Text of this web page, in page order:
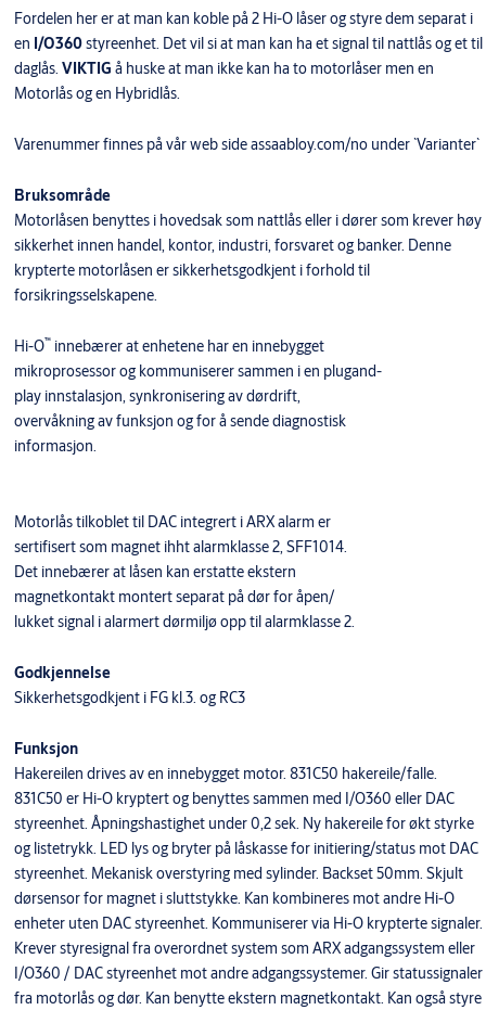
Fordelen her er at man kan koble på 2 Hi-O låser og styre dem separat i
en I/O360styreenhet. Det vil si at man kan ha et signal til nattlås og et til
daglås. VIKTIG å huske at man ikke kan ha to motorlåser men en
Motorlås og en Hybridlås.
Varenummer finnes på vår web side assaabloy.com/no under `Varianter`
Bruksområde
Motorlåsen benyttes i hovedsak som nattlås eller i dører som krever høy
sikkerhet innen handel, kontor, industri, forsvaret og banker. Denne
krypterte motorlåsen er sikkerhetsgodkjent i forhold til
forsikringsselskapene.
Hi-O™innebærer at enhetene har en innebygget
mikroprosessor og kommuniserer sammen i en plugand-
play innstalasjon, synkronisering av dørdrift,
overvåkning av funksjon og for å sende diagnostisk
informasjon.
Motorlås tilkoblet til DAC integrert i ARX alarm er
sertifisert som magnet ihht alarmklasse 2, SFF1014.
Det innebærer at låsen kan erstatte ekstern
magnetkontakt montert separat på dør for åpen/
lukket signal i alarmert dørmiljø opp til alarmklasse 2.
Godkjennelse
Sikkerhetsgodkjent i FG kl.3. og RC3
Funksjon
Hakereilen drives av en innebygget motor. 831C50 hakereile/falle.
831C50 er Hi-O kryptert og benyttes sammen med I/O360 eller DAC
styreenhet. Åpningshastighet under 0,2 sek. Ny hakereile for økt styrke
og listetrykk. LED lys og bryter på låskasse for initiering/status mot DAC
styreenhet. Mekanisk overstyring med sylinder. Backset 50mm. Skjult
dørsensor for magnet i sluttstykke. Kan kombineres mot andre Hi-O
enheter uten DAC styreenhet. Kommuniserer via Hi-O krypterte signaler.
Krever styresignal fra overordnet system som ARX adgangssystem eller
I/O360 / DAC styreenhet mot andre adgangssystemer. Gir statussignaler
fra motorlås og dør. Kan benytte ekstern magnetkontakt. Kan også styre